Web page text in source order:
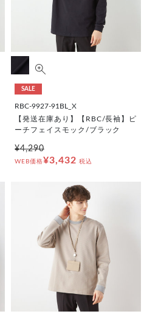
SALE
RBC-9927-91BL_X
【発送在庫あり】【RBC/長袖】ピ
ーチフェイスモック/ブラック
¥4,290
WEB価格¥3,432 税込